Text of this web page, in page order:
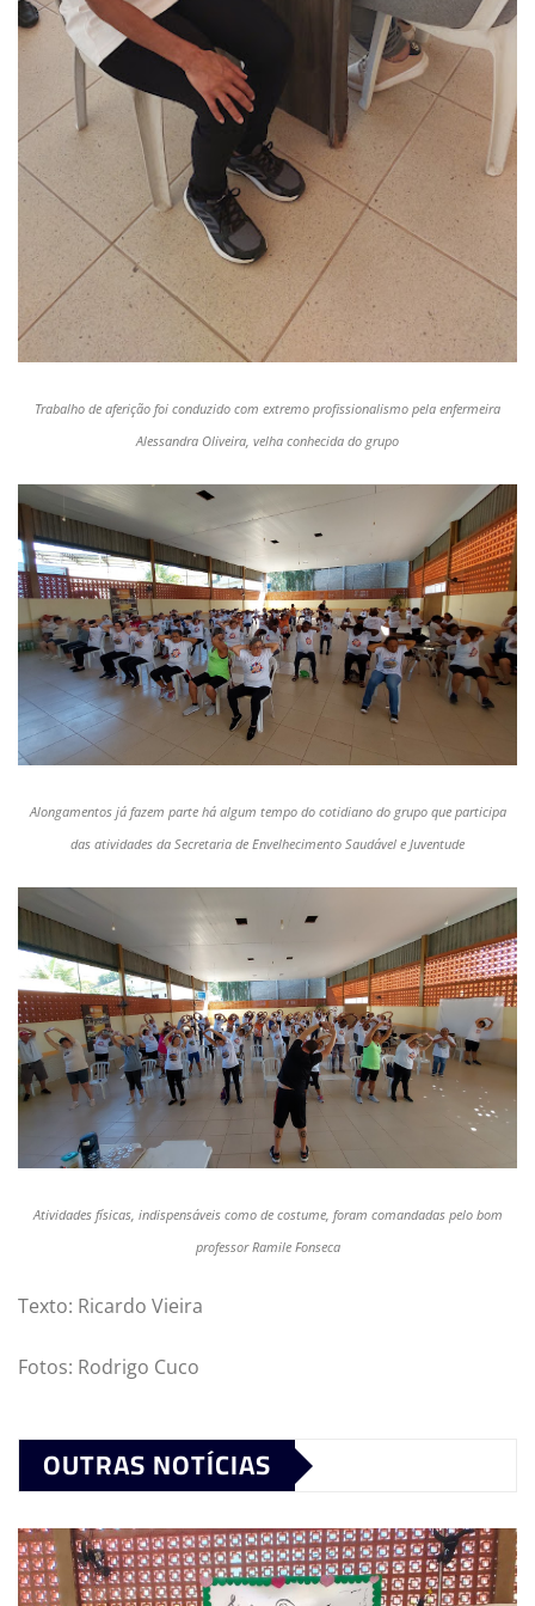
Trabalho de aferição foi conduzido com extremo profissionalismo pela enfermeira
Alessandra Oliveira, velha conhecida do grupo
Alongamentos já fazem parte há algum tempo do cotidiano do grupo que participa
das atividades da Secretaria de Envelhecimento Saudável e Juventude
Atividades físicas, indispensáveis como de costume, foram comandadas pelo bom
professor Ramile Fonseca
Texto: Ricardo Vieira
Fotos: Rodrigo Cuco
OUTRAS NOTÍCIAS